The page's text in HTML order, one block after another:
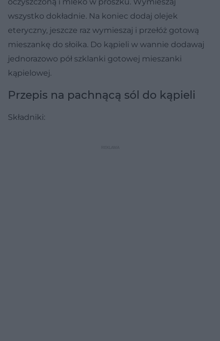
wszystko dokładnie. Na koniec dodaj olejek
eteryczny, jeszcze raz wymieszaj i przełóż gotową
mieszankę do słoika. Do kąpieli w wannie dodawaj
jednorazowo pół szklanki gotowej mieszanki
kąpielowej.
Przepis na pachnącą sól do kąpieli
Składniki: